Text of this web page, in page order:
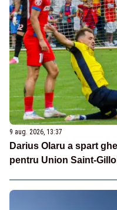
9 aug. 2026, 13:37
Darius Olaru a spart
pentru Union Saint-